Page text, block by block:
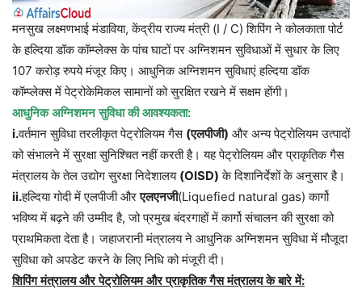
मनसुख लक्ष्मणभाई मंडाविया,केंद्रीय राज्य मंत्री(I / C)शिपिंग ने कोलकाता पोर्ट
के हल्दिया डॉक कॉम्प्लेक्स के पांच घाटों पर अग्निशमन सुविधाओं में सुधार के लिए
107करोड़ रुपये मंजूर किए। आधुनिक अग्निशमन सुविधाएं हल्दिया डॉक
कॉम्प्लेक्स में पेट्रोकेमिकल सामानों को सुरक्षित रखने में सक्षम होंगी।
आधुनिक अग्निशमन सुविधा की आवश्यकता:
i.वर्तमान सुविधा तरलीकृत पेट्रोलियम गैस (एलपीजी) और अन्य पेट्रोलियम उत्पादों
को संभालने में सुरक्षा सुनिश्चित नहीं करती है। यह पेट्रोलियम और प्राकृतिक गैस
मंत्रालय के तेल उद्योग सुरक्षा निदेशालय (OISD) के दिशानिर्देशों के अनुसार है।
ii.हल्दिया गोदी में एलपीजी और एलएनजी(Liquefied natural gas) कार्गो
भविष्य में बढ़ने की उम्मीद है,जो प्रमुख बंदरगाहों में कार्गो संचालन की सुरक्षा को
प्राथमिकता देता है। जहाजरानी मंत्रालय ने आधुनिक अग्निशमन सुविधा में मौजूदा
सुविधा को अपडेट करने के लिए निधि को मंजूरी दी।
शिपिंग मंत्रालय और पेट्रोलियम और प्राकृतिक गैस मंत्रालय के बारे में: